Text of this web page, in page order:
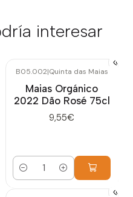
interesar
B05.002|Quinta das Maias
Maias Orgánico
2022 Dão Rosé 75cl
9,55€
Cantidad